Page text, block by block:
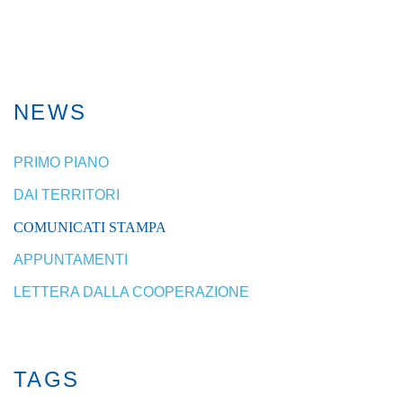
NEWS
PRIMO PIANO
DAI TERRITORI
COMUNICATI STAMPA
APPUNTAMENTI
LETTERA DALLA COOPERAZIONE
TAGS